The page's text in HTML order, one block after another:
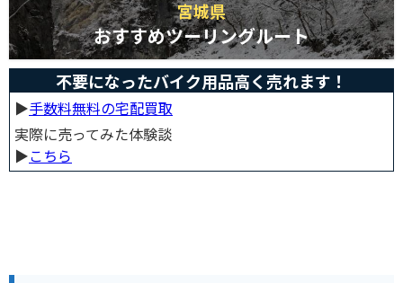
宮城県
おすすめツーリングルート
不要になったバイク用品高く売れます！
▶︎手数料無料の宅配買取
実際に売ってみた体験談
▶︎こちら